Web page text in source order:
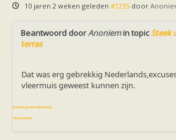
Voedsel en jagen
Echolocatie
Soorten
Bosvleermuis
Brandt's vleermuis
Bruine of gewone
Gewone grootoorvleermuis
Paul van Hoof
10 jaren 2 weken geleden #1235 door
Beantwoord doorAnoniemin topicSteek
terras
Dat was erg gebrekkig
vleermuis geweest kunnen zijn.